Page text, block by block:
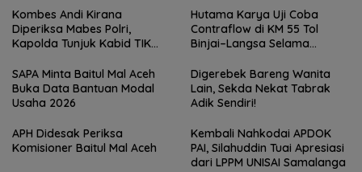
Kombes Andi Kirana
Diperiksa Mabes Polri,
Kapolda Tunjuk Kabid TIK
Kapolresta Banda Aceh
Hutama Karya Uji Coba
Contraflow di KM 55 Tol
Binjai–Langsa Selama
SAPA Minta Baitul Mal Aceh
Buka Data Bantuan Modal
Usaha 2026
Digerebek Bareng Wanita
Lain, Sekda Nekat Tabrak
Adik Sendiri!
APH Didesak Periksa
Komisioner Baitul Mal Aceh
Kembali Nahkodai APDOK
PAI, Silahuddin Tuai Apresiasi
dari LPPM UNISAI Samalanga